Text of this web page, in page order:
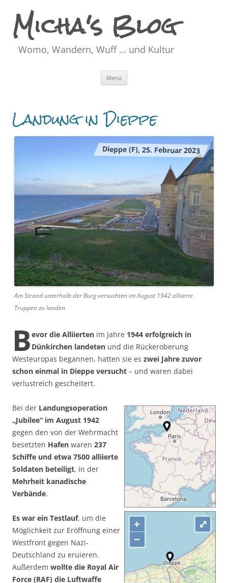
Micha's Blog
Womo, Wandern, Wuff … und Kultur
Menü
Landung in Dieppe
Dieppe (F), 25. Februar 2023
Am Strand unterhalb der Burg versuchten im August 1942 alliierte
Truppen zu landen
Bevor die Alliierten im Jahre 1944 erfolgreich in
Dünkirchen landeten und die Rückeroberung
Westeuropas begannen, hatten sie es zwei Jahre zuvor
schon einmal in Dieppe versucht – und waren dabei
verlustreich gescheitert.
+
−
⤢
Bei der Landungsoperation
„Jubilee“ im August 1942
gegen den von der Wehrmacht
besetzten Hafen waren 237
Schiffe und etwa 7500 alliierte
Soldaten beteiligt, in der
Mehrheit kanadische
Verbände.
Es war ein Testlauf, um die
Möglichkeit zur Eröffnung einer
Westfront gegen Nazi-
Deutschland zu eruieren.
Außerdem wollte die Royal Air
Force (RAF) die Luftwaffe